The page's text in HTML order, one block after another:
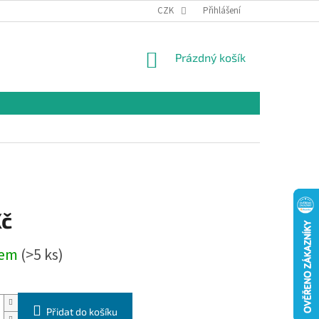
CZK Přihlášení
NÁKUPNÍ
Prázdný košík
(>5 ks)
Přidat do košíku